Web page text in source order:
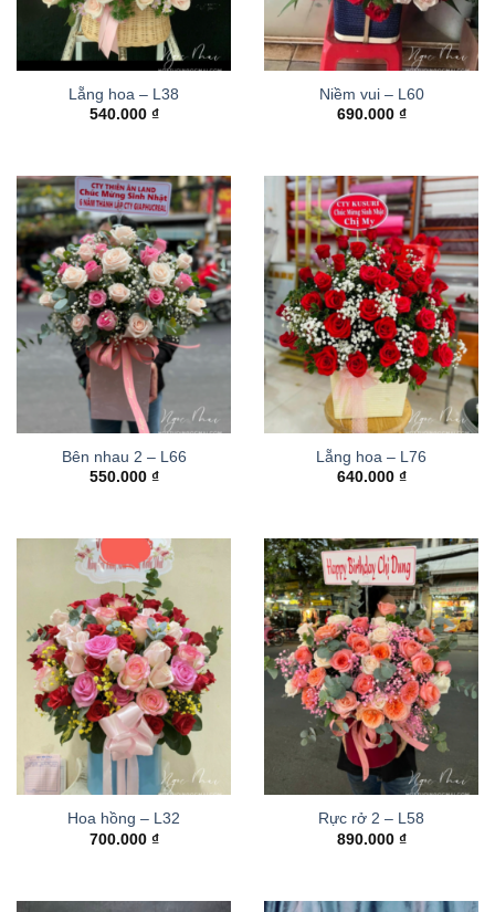
Lẵng hoa – L38
540.000 ₫
Niềm vui – L60
690.000 ₫
Bên nhau 2 – L66
550.000 ₫
Lẵng hoa – L76
640.000 ₫
Hoa hồng – L32
700.000 ₫
Rực rở 2 – L58
890.000 ₫